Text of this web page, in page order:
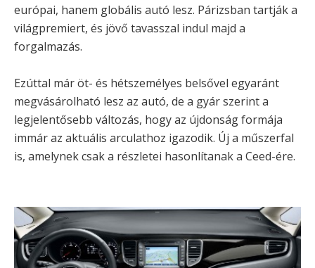
európai, hanem globális autó lesz. Párizsban tartják a
világpremiert, és jövő tavasszal indul majd a
forgalmazás.
Ezúttal már öt- és hétszemélyes belsővel egyaránt
megvásárolható lesz az autó, de a gyár szerint a
legjelentősebb változás, hogy az újdonság formája
immár az aktuális arculathoz igazodik. Új a műszerfal
is, amelynek csak a részletei hasonlítanak a Ceed-ére.